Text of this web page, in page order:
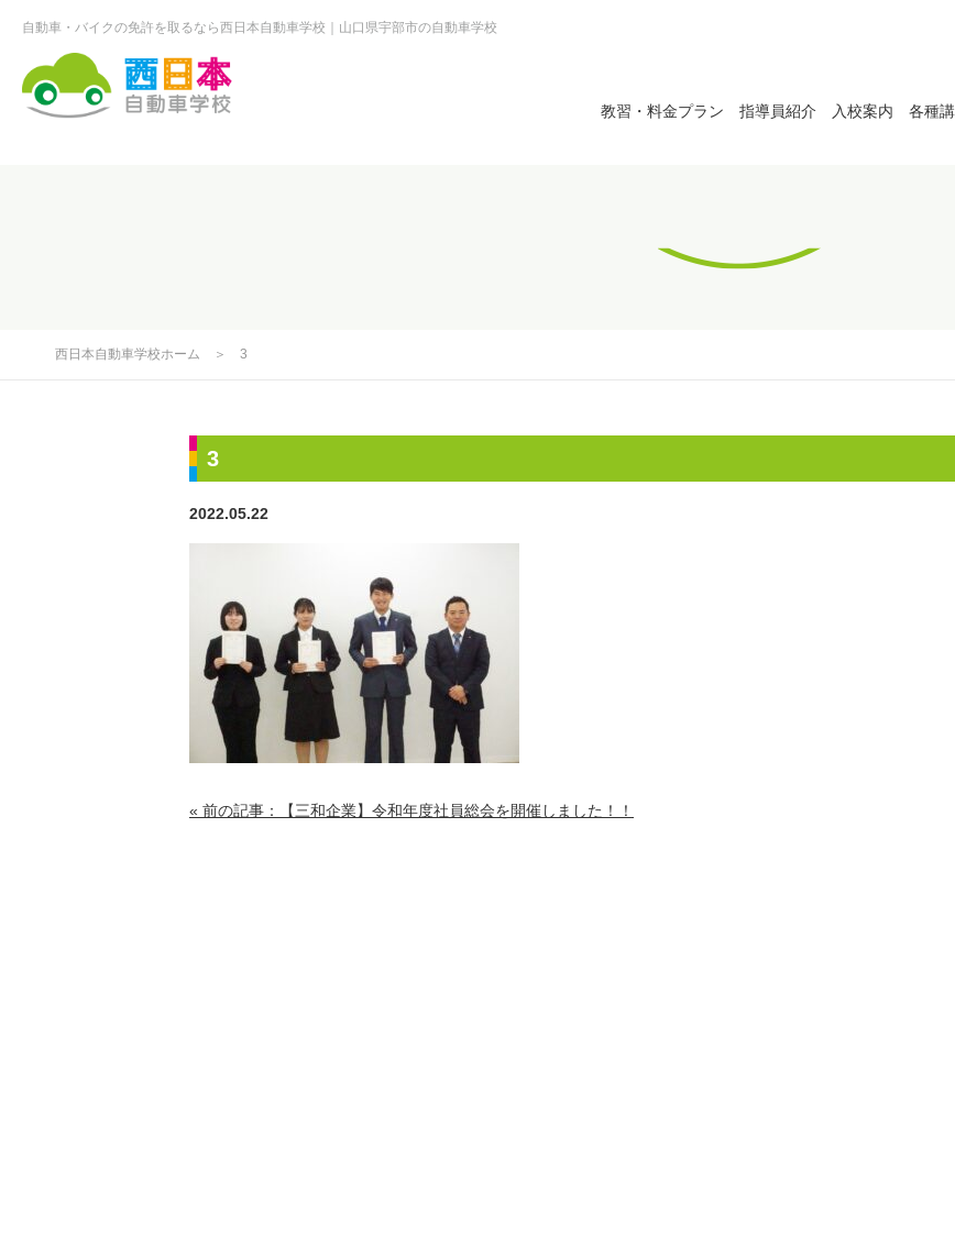
自動車・バイクの免許を取るなら西日本自動車学校 山口県宇部市の自動車学校
教習・料金プラン 指導員紹介 入校案内 各種
西日本自動車学校ホーム ＞ 3
3
2022.05.22
« 前の記事：【三和企業】令和年度社員総会を開催しました！！